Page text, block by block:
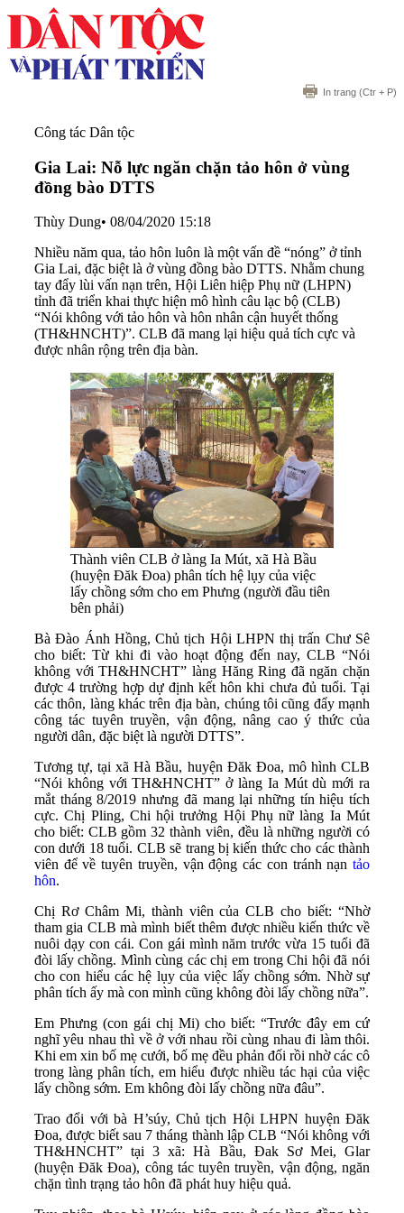
In trang (Ctr + P)
Công tác Dân tộc
Gia Lai: Nỗ lực ngăn chặn tảo hôn ở vùng
đồng bào DTTS
Thùy Dung• 08/04/2020 15:18
Nhiều năm qua, tảo hôn luôn là một vấn đề “nóng” ở tỉnh
Gia Lai, đặc biệt là ở vùng đồng bào DTTS. Nhằm chung
tay đẩy lùi vấn nạn trên, Hội Liên hiệp Phụ nữ (LHPN)
tỉnh đã triển khai thực hiện mô hình câu lạc bộ (CLB)
“Nói không với tảo hôn và hôn nhân cận huyết thống
(TH&HNCHT)”. CLB đã mang lại hiệu quả tích cực và
được nhân rộng trên địa bàn.
Thành viên CLB ở làng Ia Mút, xã Hà Bầu
(huyện Đăk Đoa) phân tích hệ lụy của việc
lấy chồng sớm cho em Phưng (người đầu tiên
bên phải)
Bà Đào Ánh Hồng, Chủ tịch Hội LHPN thị trấn Chư Sê
cho biết: Từ khi đi vào hoạt động đến nay, CLB “Nói
không với TH&HNCHT” làng Hăng Ring đã ngăn chặn
được 4 trường hợp dự định kết hôn khi chưa đủ tuổi. Tại
các thôn, làng khác trên địa bàn, chúng tôi cũng đẩy mạnh
công tác tuyên truyền, vận động, nâng cao ý thức của
người dân, đặc biệt là người DTTS”.
Tương tự, tại xã Hà Bầu, huyện Đăk Đoa, mô hình CLB
“Nói không với TH&HNCHT” ở làng Ia Mút dù mới ra
mắt tháng 8/2019 nhưng đã mang lại những tín hiệu tích
cực. Chị Pling, Chi hội trưởng Hội Phụ nữ làng Ia Mút
cho biết: CLB gồm 32 thành viên, đều là những người có
con dưới 18 tuổi. CLB sẽ trang bị kiến thức cho các thành
viên để về tuyên truyền, vận động các con tránh nạn tảo
hôn.
Chị Rơ Châm Mi, thành viên của CLB cho biết: “Nhờ
tham gia CLB mà mình biết thêm được nhiều kiến thức về
nuôi dạy con cái. Con gái mình năm trước vừa 15 tuổi đã
đòi lấy chồng. Mình cùng các chị em trong Chi hội đã nói
cho con hiểu các hệ lụy của việc lấy chồng sớm. Nhờ sự
phân tích ấy mà con mình cũng không đòi lấy chồng nữa”.
Em Phưng (con gái chị Mi) cho biết: “Trước đây em cứ
nghĩ yêu nhau thì về ở với nhau rồi cùng nhau đi làm thôi.
Khi em xin bố mẹ cưới, bố mẹ đều phản đối rồi nhờ các cô
trong làng phân tích, em hiểu được nhiều tác hại của việc
lấy chồng sớm. Em không đòi lấy chồng nữa đâu”.
Trao đổi với bà H’súy, Chủ tịch Hội LHPN huyện Đăk
Đoa, được biết sau 7 tháng thành lập CLB “Nói không với
TH&HNCHT” tại 3 xã: Hà Bầu, Đak Sơ Mei, Glar
(huyện Đăk Đoa), công tác tuyên truyền, vận động, ngăn
chặn tình trạng tảo hôn đã phát huy hiệu quả.